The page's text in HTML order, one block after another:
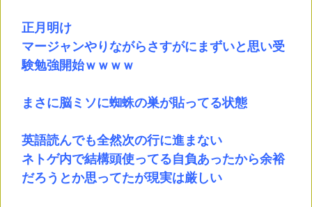
正月明け
マージャンやりながらさすがにまずいと思い受
験勉強開始ｗｗｗｗ
まさに脳ミソに蜘蛛の巣が貼ってる状態
英語読んでも全然次の行に進まない
ネトゲ内で結構頭使ってる自負あったから余裕
だろうとか思ってたが現実は厳しい